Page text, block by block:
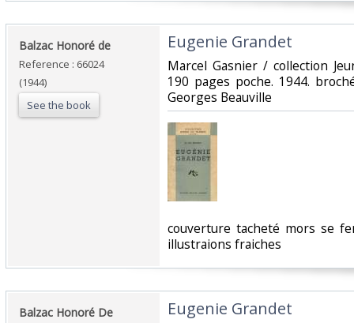
‎Balzac Honoré de‎
Reference : 66024
(1944)
See the book
‎Eugenie Grandet‎
‎Marcel Gasnier / collection
190 pages poche. 1944.
Georges Beauville‎
‎couverture tacheté mors se
illustraions fraiches‎
‎Balzac Honoré De‎ ‎Eugenie Grandet‎